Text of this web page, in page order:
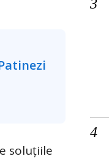
soluțiile